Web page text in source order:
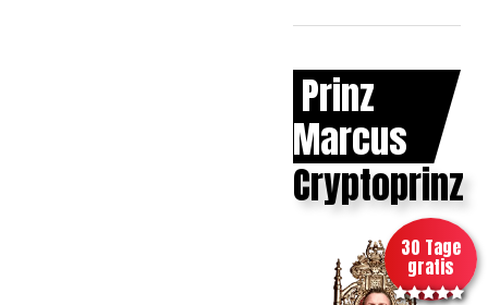
Prinz
Marcus
Cryptoprinz
30 Tage
gratis